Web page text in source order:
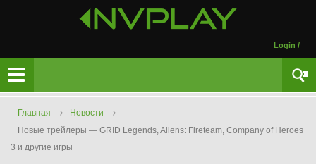
Login /
Главная
Новости
Новые трейлеры — GRID Legends, Aliens: Fireteam, Company of Heroes
3 и другие игры